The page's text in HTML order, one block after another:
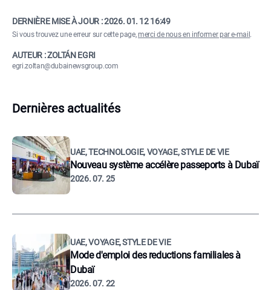
DERNIÈRE MISE À JOUR :2026. 01. 12 16:49
Si vous trouvez une erreur sur cette page,merci de nous en informer par e-mail .
AUTEUR : ZOLTÁN EGRI
egri.zoltan@dubainewsgroup.com
Dernières actualités
UAE, TECHNOLOGIE, VOYAGE, STYLE DE VIE
Nouveau système accélère passeports à Dubaï
2026. 07. 25
UAE, VOYAGE, STYLE DE VIE
Mode d'emploi des reductions familiales à
Dubaï
2026. 07. 22